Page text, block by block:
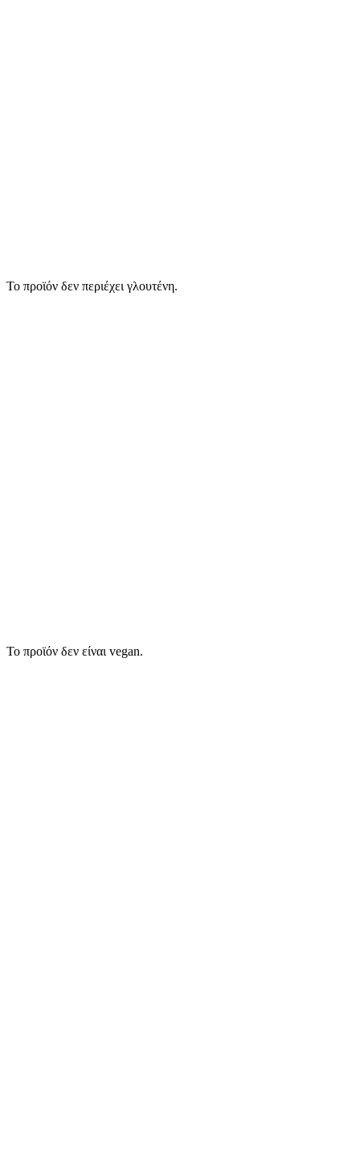
Το προϊόν δεν περιέχει γλουτένη.
Το προϊόν δεν είναι vegan.